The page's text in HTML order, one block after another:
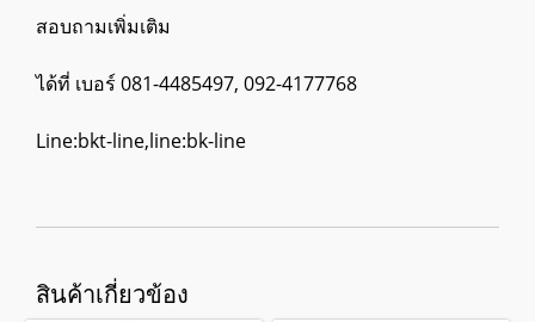
สอบถามเพิ่มเติม
ได้ที่ เบอร์ 081-4485497, 092-4177768
Line:bkt-line,line:bk-line
สินค้าเกี่ยวข้อง